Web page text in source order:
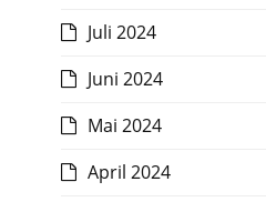
Juli 2024
Juni 2024
Mai 2024
April 2024